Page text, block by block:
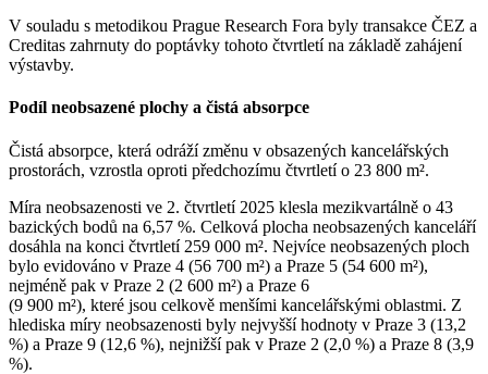
V souladu s metodikou Prague Research Fora byly transakce ČEZ a
Creditas zahrnuty do poptávky tohoto čtvrtletí na základě zahájení
výstavby.
Podíl neobsazené plochy a čistá absorpce
Čistá absorpce, která odráží změnu v obsazených kancelářských
prostorách, vzrostla oproti předchozímu čtvrtletí o 23 800 m².
Míra neobsazenosti ve 2. čtvrtletí 2025 klesla mezikvartálně o 43
bazických bodů na 6,57 %. Celková plocha neobsazených kanceláří
dosáhla na konci čtvrtletí 259 000 m². Nejvíce neobsazených ploch
bylo evidováno v Praze 4 (56 700 m²) a Praze 5 (54 600 m²),
nejméně pak v Praze 2 (2 600 m²) a Praze 6
(9 900 m²), které jsou celkově menšími kancelářskými oblastmi. Z
hlediska míry neobsazenosti byly nejvyšší hodnoty v Praze 3 (13,2
%) a Praze 9 (12,6 %), nejnižší pak v Praze 2 (2,0 %) a Praze 8 (3,9
%).